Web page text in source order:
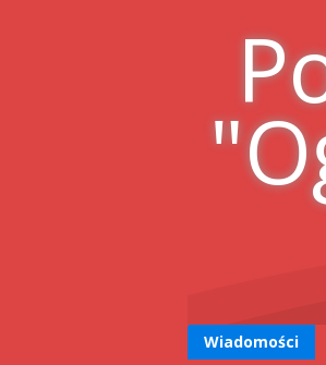
Wiadomości